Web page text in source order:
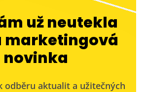
už neutekla
marketingová
novinka
odběru aktualit a užitečných